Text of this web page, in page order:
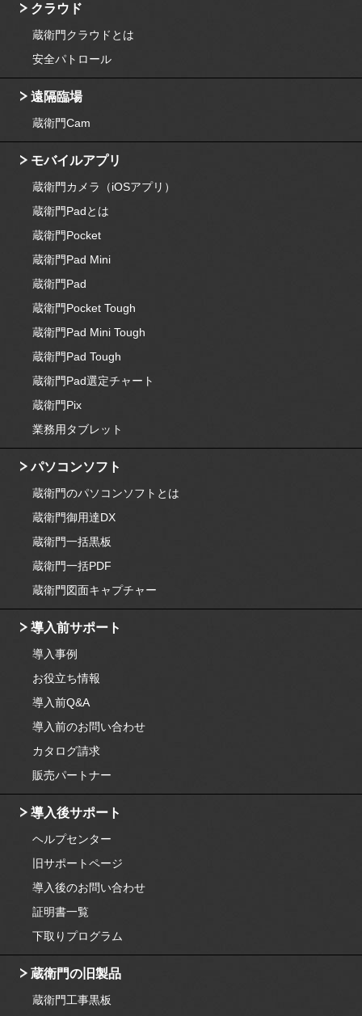
クラウド
蔵衛門クラウドとは
安全パトロール
遠隔臨場
蔵衛門Cam
モバイルアプリ
蔵衛門カメラ（iOSアプリ）
蔵衛門Padとは
蔵衛門Pocket
蔵衛門Pad Mini
蔵衛門Pad
蔵衛門Pocket Tough
蔵衛門Pad Mini Tough
蔵衛門Pad Tough
蔵衛門Pad選定チャート
蔵衛門Pix
業務用タブレット
パソコンソフト
蔵衛門のパソコンソフトとは
蔵衛門御用達DX
蔵衛門一括黒板
蔵衛門一括PDF
蔵衛門図面キャプチャー
導入前サポート
導入事例
お役立ち情報
導入前Q&A
導入前のお問い合わせ
カタログ請求
販売パートナー
導入後サポート
ヘルプセンター
旧サポートページ
導入後のお問い合わせ
証明書一覧
下取りプログラム
蔵衛門の旧製品
蔵衛門工事黒板